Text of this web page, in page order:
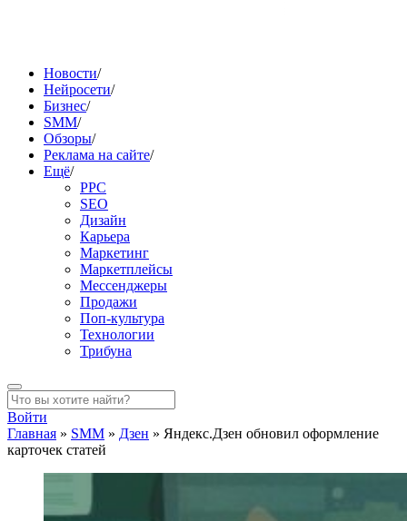
Новости/
Нейросети/
Бизнес/
SMM/
Обзоры/
Реклама на сайте/
Ещё/
PPC
SEO
Дизайн
Карьера
Маркетинг
Маркетплейсы
Мессенджеры
Продажи
Поп-культура
Технологии
Трибуна
Войти
Главная » SMM » Дзен » Яндекс.Дзен обновил оформление
карточек статей